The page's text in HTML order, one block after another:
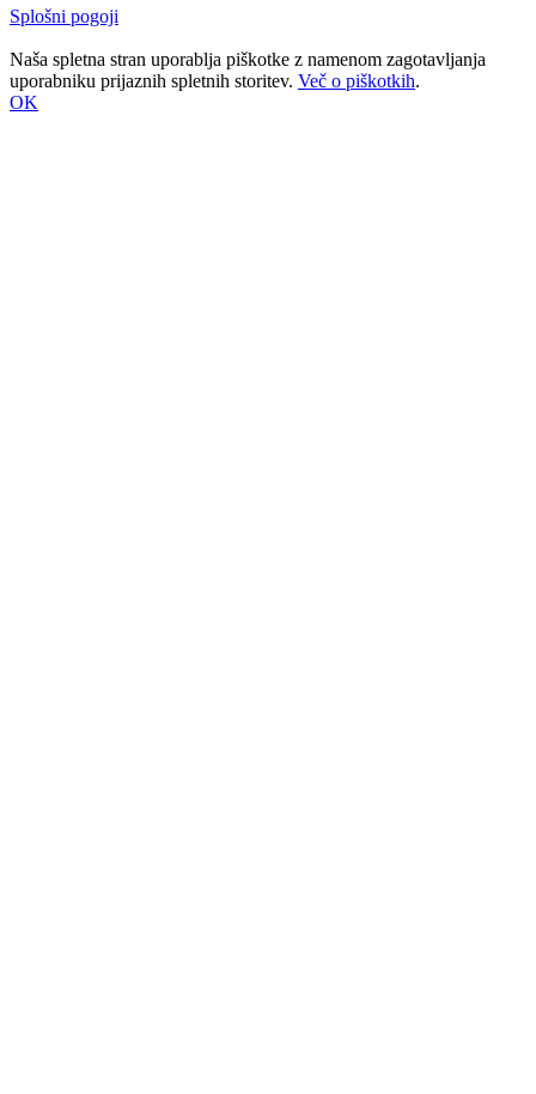
Splošni pogoji
Naša spletna stran uporablja piškotke z namenom zagotavljanja
uporabniku prijaznih spletnih storitev. Več o piškotkih.
OK